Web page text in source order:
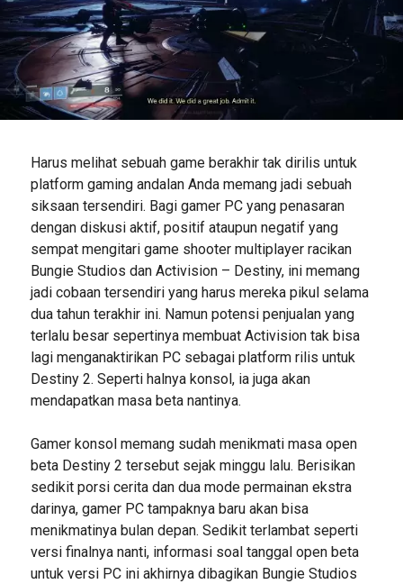
Harus melihat sebuah game berakhir tak dirilis untuk
platform gaming andalan Anda memang jadi sebuah
siksaan tersendiri. Bagi gamer PC yang penasaran
dengan diskusi aktif, positif ataupun negatif yang
sempat mengitari game shooter multiplayer racikan
Bungie Studios dan Activision – Destiny, ini memang
jadi cobaan tersendiri yang harus mereka pikul selama
dua tahun terakhir ini. Namun potensi penjualan yang
terlalu besar sepertinya membuat Activision tak bisa
lagi menganaktirikan PC sebagai platform rilis untuk
Destiny 2. Seperti halnya konsol, ia juga akan
mendapatkan masa beta nantinya.
Gamer konsol memang sudah menikmati masa open
beta Destiny 2 tersebut sejak minggu lalu. Berisikan
sedikit porsi cerita dan dua mode permainan ekstra
darinya, gamer PC tampaknya baru akan bisa
menikmatinya bulan depan. Sedikit terlambat seperti
versi finalnya nanti, informasi soal tanggal open beta
untuk versi PC ini akhirnya dibagikan Bungie Studios